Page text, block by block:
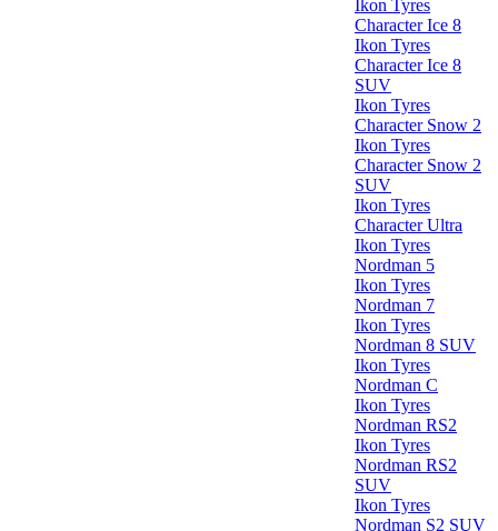
Ikon Tyres
Character Ice 8
Ikon Tyres
Character Ice 8
SUV
Ikon Tyres
Character Snow 2
Ikon Tyres
Character Snow 2
SUV
Ikon Tyres
Character Ultra
Ikon Tyres
Nordman 5
Ikon Tyres
Nordman 7
Ikon Tyres
Nordman 8 SUV
Ikon Tyres
Nordman C
Ikon Tyres
Nordman RS2
Ikon Tyres
Nordman RS2
SUV
Ikon Tyres
Nordman S2 SUV